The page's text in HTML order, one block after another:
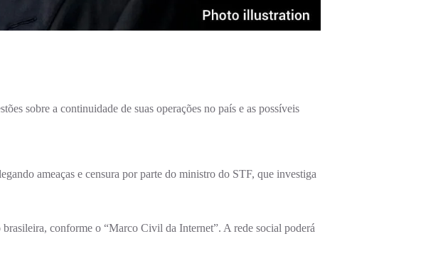
sobre a continuidade de suas operações no país e as possíveis
ameaças e censura por parte do ministro do STF, que investiga
conforme o “Marco Civil da Internet”. A rede social poderá